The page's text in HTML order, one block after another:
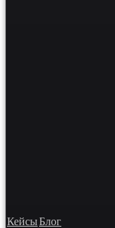
КейсыБлог